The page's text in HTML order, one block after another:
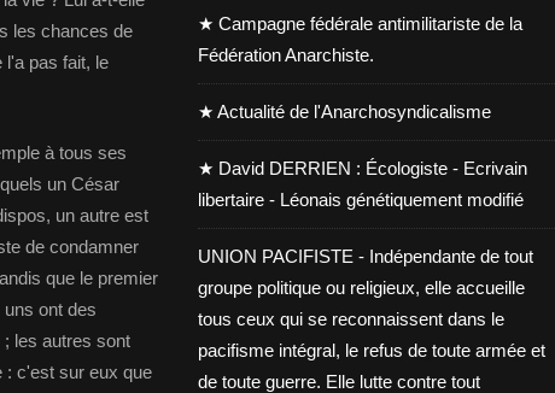
les chances de
l'a pas fait, le
à tous ses
un César
un autre est
de condamner
que le premier
ont des
les autres sont
: c'est sur eux que
★ Campagne fédérale antimilitariste de la
Fédération Anarchiste.
★ Actualité de l'Anarchosyndicalisme
★ David DERRIEN : Écologiste - Ecrivain
libertaire - Léonais génétiquement modifié
UNION PACIFISTE - Indépendante de tout
groupe politique ou religieux, elle accueille
tous ceux qui se reconnaissent dans le
pacifisme intégral, le refus de toute armée et
de toute guerre. Elle lutte contre tout